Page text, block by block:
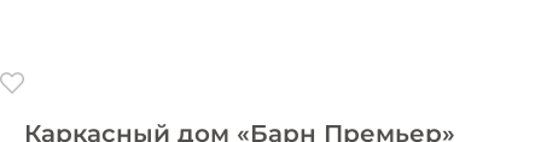
Каркасный дом «Барн Премьер»